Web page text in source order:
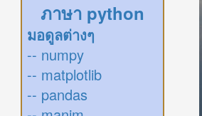
ภาษา python
มอดูลต่างๆ
-- numpy
-- matplotlib
-- pandas